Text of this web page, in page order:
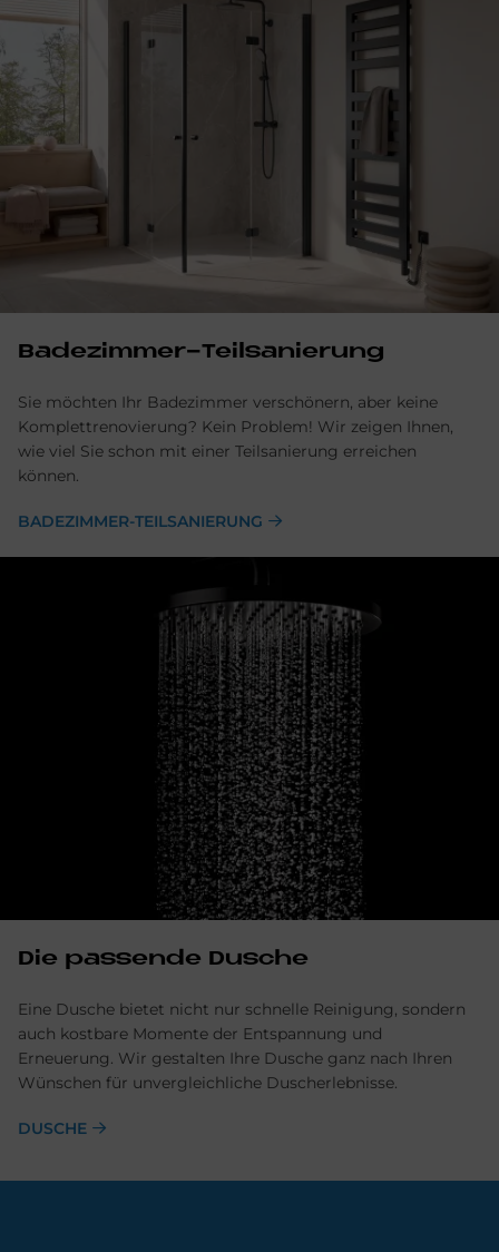
Badezimmer-Teilsanierung
Sie möchten Ihr Badezimmer verschönern, aber keine
Komplettrenovierung? Kein Problem! Wir zeigen Ihnen,
wie viel Sie schon mit einer Teilsanierung erreichen
können.
BADEZIMMER-TEILSANIERUNG
Die passende Dusche
Eine Dusche bietet nicht nur schnelle Reinigung, sondern
auch kostbare Momente der Entspannung und
Erneuerung. Wir gestalten Ihre Dusche ganz nach Ihren
Wünschen für unvergleichliche Duscherlebnisse.
DUSCHE